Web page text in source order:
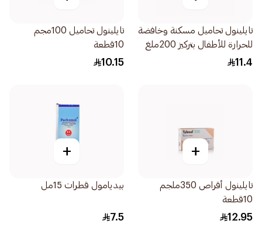
تايلينول تحاميل مسكنة وخافضة
للحرارة للأطفال بتركيز 200ملغ
10قطع
11.4
تايلينول تحاميل 100مجم
10قطعة
10.15
+
تايلينول أقراص 350ملجم
10قطعة
12.95
+
بيديامول قطرات 15مل
7.5